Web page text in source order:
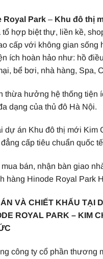
Royal Park – Khu đô thị
tổ hợp biệt thự, liền kề,
cấp với không gian sống
ích hoàn hảo như: hồ
bể bơi, nhà hàng, Spa,
thừa hưởng hệ thống tiện
dạng của thủ đô Hà Nội.
dự án Khu đô thị mới Kim
cấp tiêu chuẩn quốc
bán, nhận bàn giao
hàng Hinode Royal Park
VÀ CHIẾT KHẤU TẠI
ROYAL PARK – KIM
công ty cổ phần thương